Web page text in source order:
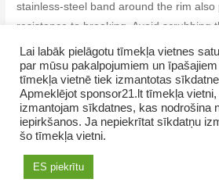
stainless-steel band around the rim also
resistance to breaking. Avoid scrubbing
abrasive cleaners, as it can scratch the
cause the lid to crack. Glass: 4.00 mm
Lai labāk pielāgotu tīmekļa vietnes
par mūsu pakalpojumiem un
tīmekļa vietnē tiek izmantotas
Apmeklējot sponsor21.lt tīmekļa
izmantojam sīkdatnes, kas nodrošina
iepirkšanos. Ja nepiekrītat sīkdatņu
šo tīmekļa vietni.
ES piekrītu